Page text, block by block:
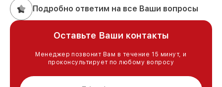
Подробно ответим на все Ваши вопросы
Оставьте Ваши контакты
Менеджер позвонит Вам в течение 15 минут, и
проконсультирует по любому вопросу